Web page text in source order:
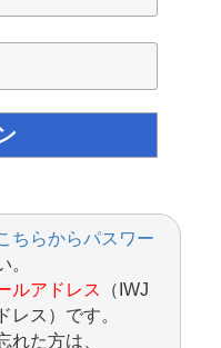
ちらからパスワー
。
ルアドレス
（IWJ
レス）です。
れた方は、